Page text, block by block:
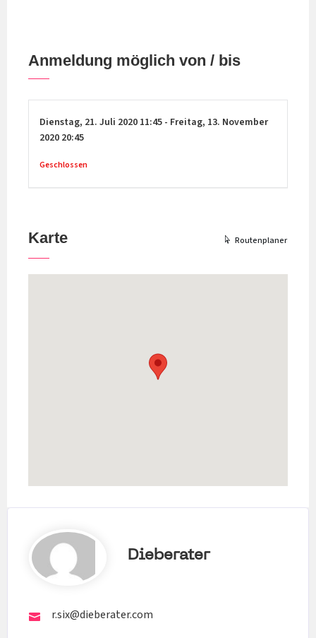
Anmeldung möglich von / bis
Dienstag, 21. Juli 2020 11:45 - Freitag, 13. November
2020 20:45
Geschlossen
Karte Routenplaner
Dieberater
r.six@dieberater.com